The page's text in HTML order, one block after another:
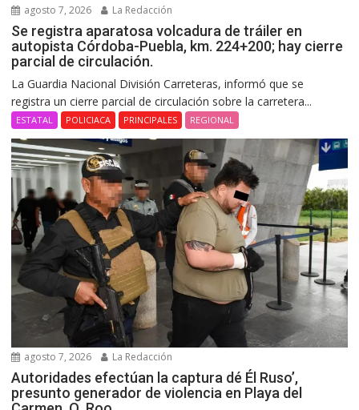
agosto 7, 2026 La Redacción
Se registra aparatosa volcadura de tráiler en
autopista Córdoba-Puebla, km. 224+200; hay cierre
parcial de circulación.
La Guardia Nacional División Carreteras, informó que se
registra un cierre parcial de circulación sobre la carretera...
ESTATAL POLICIACA PRINCIPALES REGIONAL
agosto 7, 2026 La Redacción
Autoridades efectúan la captura dé Él Ruso’,
presunto generador de violencia en Playa del